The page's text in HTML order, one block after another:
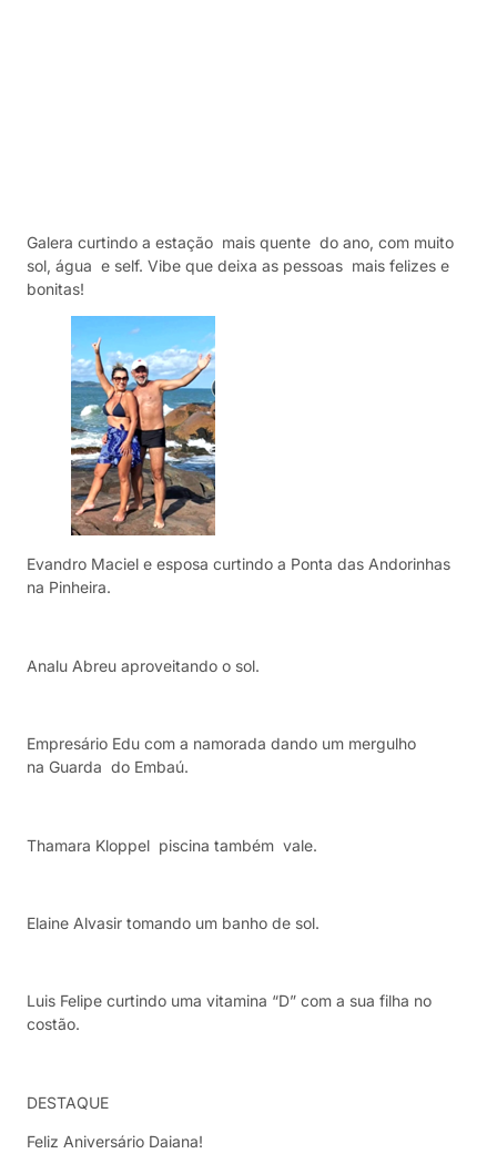
Galera curtindo a estação mais quente do ano, com muito
sol, água e self. Vibe que deixa as pessoas mais felizes e
bonitas!
Evandro Maciel e esposa curtindo a Ponta das Andorinhas
na Pinheira.
Analu Abreu aproveitando o sol.
Empresário Edu com a namorada dando um mergulho
na Guarda do Embaú.
Thamara Kloppel piscina também vale.
Elaine Alvasir tomando um banho de sol.
Luis Felipe curtindo uma vitamina “D” com a sua filha no
costão.
DESTAQUE
Feliz Aniversário Daiana!